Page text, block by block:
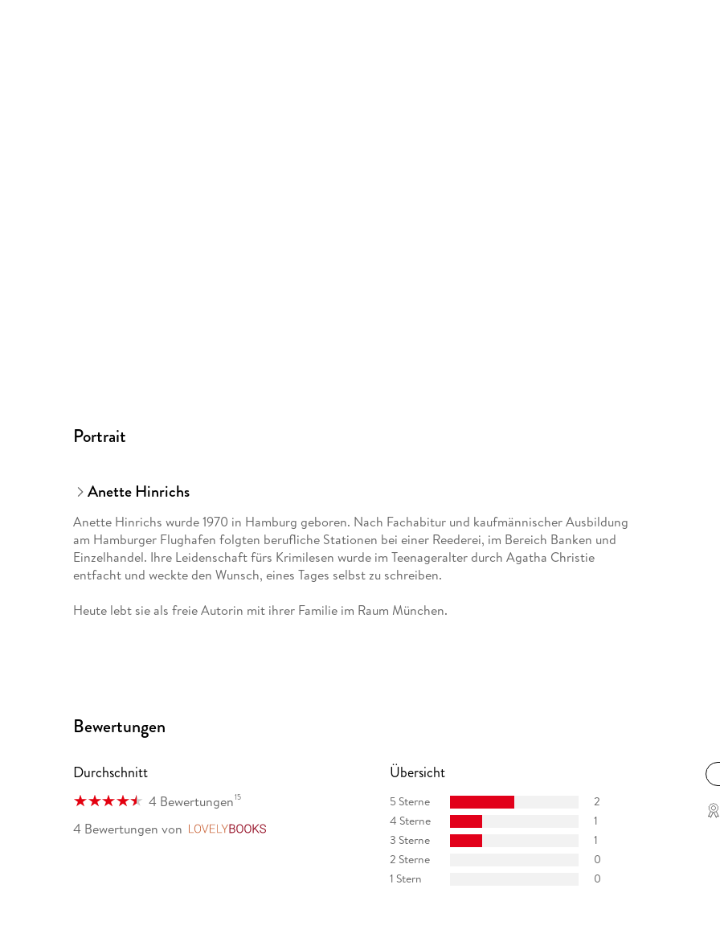
Portrait
Anette Hinrichs
Anette Hinrichs wurde 1970 in Hamburg geboren. Nach Fachabitur und kaufmännischer Ausbildung
am Hamburger Flughafen folgten berufliche Stationen bei einer Reederei, im Bereich Banken und
Einzelhandel. Ihre Leidenschaft fürs Krimilesen wurde im Teenageralter durch Agatha Christie
entfacht und weckte den Wunsch, eines Tages selbst zu schreiben.
Heute lebt sie als freie Autorin mit ihrer Familie im Raum München.
Bewertungen
Durchschnitt
4 Bewertungen15
4 Bewertungen von
Übersicht
5 Sterne
2
4 Sterne
1
3 Sterne
1
2 Sterne
0
1 Stern
0